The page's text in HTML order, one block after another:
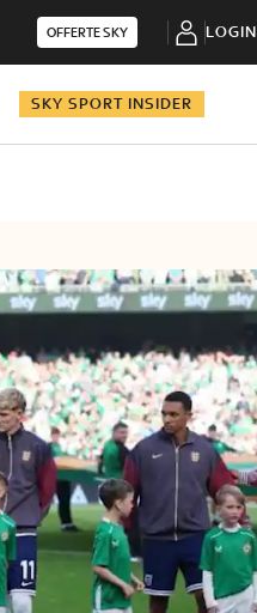
OFFERTE SKY LOGIN
SKY SPORT INSIDER